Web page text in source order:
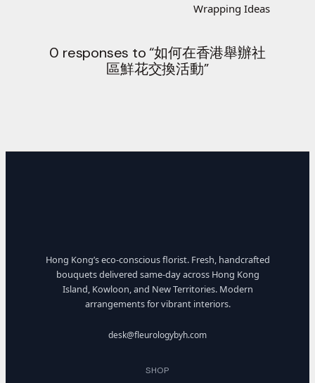
Wrapping Ideas
0 responses to “如何在香港舉辦社
區鮮花交換活動”
Hong Kong’s eco-conscious florist. Fresh, handcrafted
bouquets delivered same-day across Hong Kong
Island, Kowloon, and New Territories. Modern
arrangements for vibrant interiors.
desk@fleurologybyh.com
SHOP